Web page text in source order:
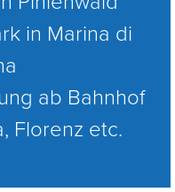
in Marina di
ab Bahnhof
Florenz etc.